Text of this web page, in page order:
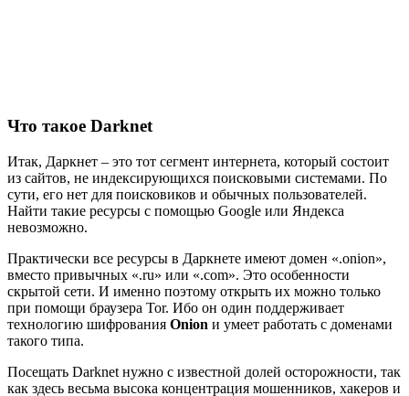
Что такое Darknet
Итак, Даркнет – это тот сегмент интернета, который состоит
из сайтов, не индексирующихся поисковыми системами. По
сути, его нет для поисковиков и обычных пользователей.
Найти такие ресурсы с помощью Google или Яндекса
невозможно.
Практически все ресурсы в Даркнете имеют домен «.onion»,
вместо привычных «.ru» или «.com». Это особенности
скрытой сети. И именно поэтому открыть их можно только
при помощи браузера Tor. Ибо он один поддерживает
технологию шифрования Onion и умеет работать с доменами
такого типа.
Посещать Darknet нужно с известной долей осторожности, так
как здесь весьма высока концентрация мошенников, хакеров и